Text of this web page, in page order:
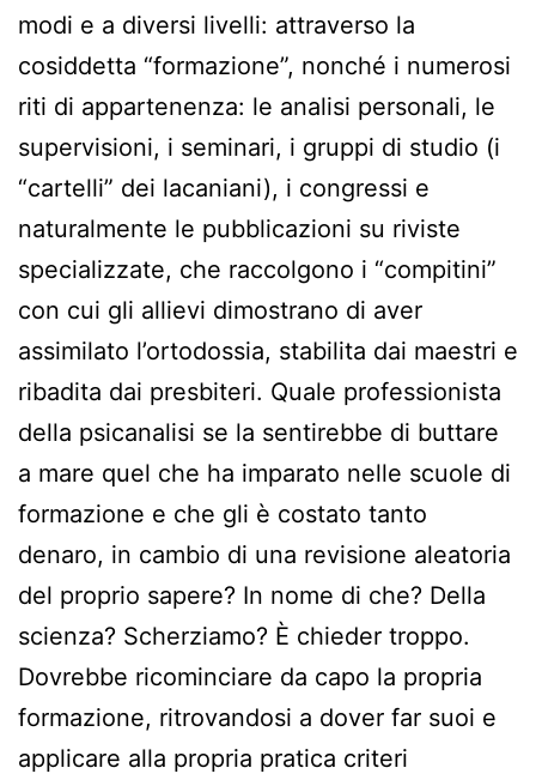
modi e a diversi livelli: attraverso la
cosiddetta “formazione”, nonché i numerosi
riti di appartenenza: le analisi personali, le
supervisioni, i seminari, i gruppi di studio (i
“cartelli” dei lacaniani), i congressi e
naturalmente le pubblicazioni su riviste
specializzate, che raccolgono i “compitini”
con cui gli allievi dimostrano di aver
assimilato l’ortodossia, stabilita dai maestri e
ribadita dai presbiteri. Quale professionista
della psicanalisi se la sentirebbe di buttare
a mare quel che ha imparato nelle scuole di
formazione e che gli è costato tanto
denaro, in cambio di una revisione aleatoria
del proprio sapere? In nome di che? Della
scienza? Scherziamo? È chieder troppo.
Dovrebbe ricominciare da capo la propria
formazione, ritrovandosi a dover far suoi e
applicare alla propria pratica criteri